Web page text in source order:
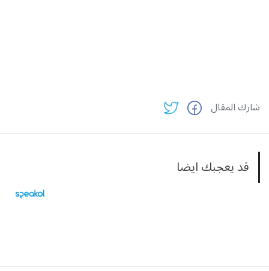
شارك المقال
قد يعجبك ايضا